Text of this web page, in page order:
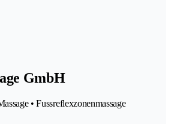
GmbH
• Fussreflexzonenmassage